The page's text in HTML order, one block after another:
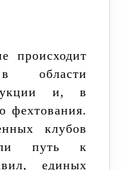
области
и, в
фехтования.
клубов
путь к
единых